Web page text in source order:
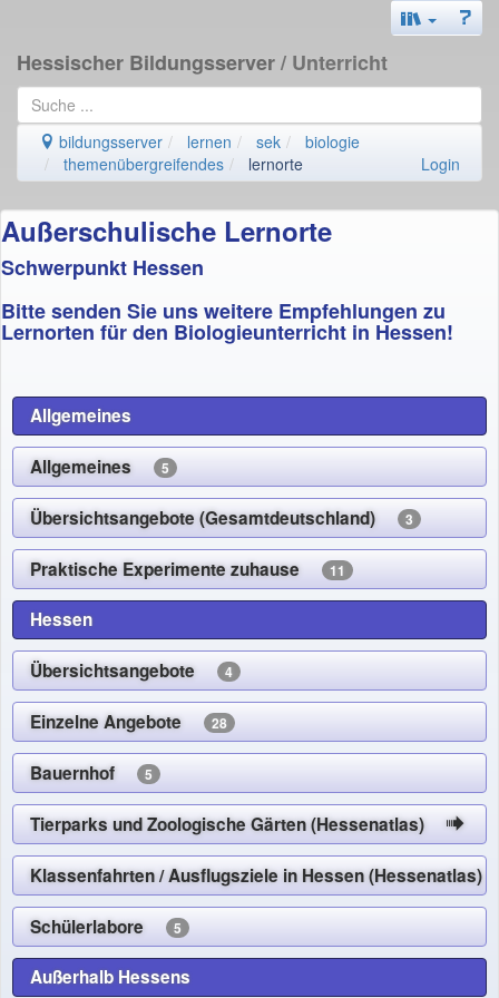
Hessischer Bildungsserver/ Unterricht
bildungsserver lernen sek
biologie
themenübergreifendes
lernorte Login
Außerschulische Lernorte
Schwerpunkt Hessen
Bitte senden Sie uns weitere Empfehlungen zu
Lernorten für den Biologieunterricht in Hessen!
Allgemeines
Allgemeines 5
Übersichtsangebote (Gesamtdeutschland) 3
Praktische Experimente zuhause 11
Hessen
Übersichtsangebote 4
Einzelne Angebote 28
Bauernhof 5
Tierparks und Zoologische Gärten (Hessenatlas)
Klassenfahrten / Ausflugsziele in Hessen
Schülerlabore 5
Außerhalb Hessens